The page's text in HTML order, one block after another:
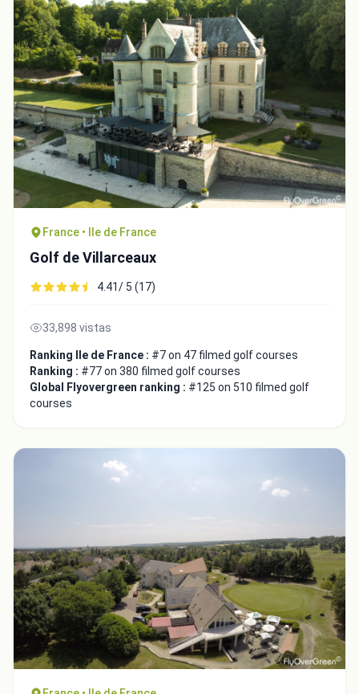
France • Ile de France
Golf de Villarceaux
4.41/ 5 (17)
33,898 vistas
Ranking Ile de France : #7 on 47 filmed golf courses
Ranking : #77 on 380 filmed golf courses
Global Flyovergreen ranking : #125 on 510 filmed golf
courses
Integrate video
Video choice:
Copy to Clipboard